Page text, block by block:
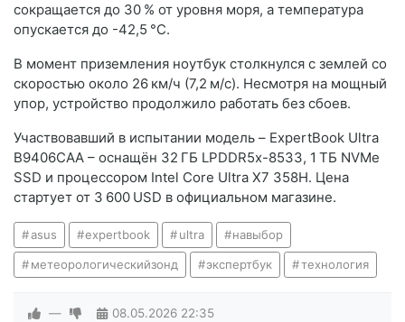
сокращается до 30 % от уровня моря, а температура
опускается до -42,5 °C.
В момент приземления ноутбук столкнулся с землей со
скоростью около 26 км/ч (7,2 м/с). Несмотря на мощный
упор, устройство продолжило работать без сбоев.
Участвовавший в испытании модель – ExpertBook Ultra
B9406CAA – оснащён 32 ГБ LPDDR5x-8533, 1 ТБ NVMe
SSD и процессором Intel Core Ultra X7 358H. Цена
стартует от 3 600 USD в официальном магазине.
asus expertbook ultra навыбор
метеорологическийзонд экспертбук технология
— 08.05.2026 22:35